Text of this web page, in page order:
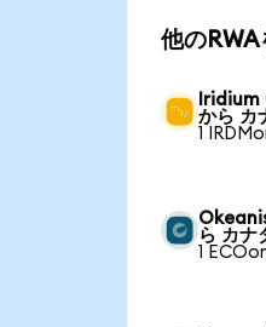
他の
から カ
1
ら カナ
1